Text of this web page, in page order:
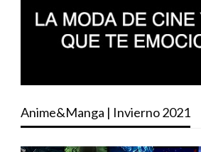
Anime&Manga | Invierno 2021